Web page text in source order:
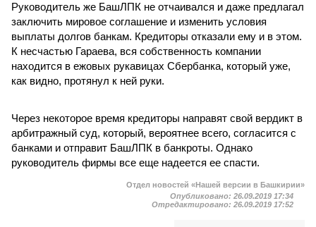
Руководитель же БашЛПК не отчаивался и даже предлагал
заключить мировое соглашение и изменить условия
выплаты долгов банкам. Кредиторы отказали ему и в этом.
К несчастью Гараева, вся собственность компании
находится в ежовых рукавицах Сбербанка, который уже,
как видно, протянул к ней руки.
Через некоторое время кредиторы направят свой вердикт в
арбитражный суд, который, вероятнее всего, согласится с
банками и отправит БашЛПК в банкроты. Однако
руководитель фирмы все еще надеется ее спасти.
Отдел новостей «Нашей версии в Башкирии»
Опубликовано: 26.09.2019 17:34
Отредактировано: 26.09.2019 17:52